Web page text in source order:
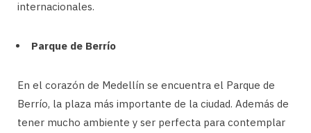
internacionales.
Parque de Berrío
En el corazón de Medellín se encuentra el Parque de
Berrío, la plaza más importante de la ciudad. Además de
tener mucho ambiente y ser perfecta para contemplar